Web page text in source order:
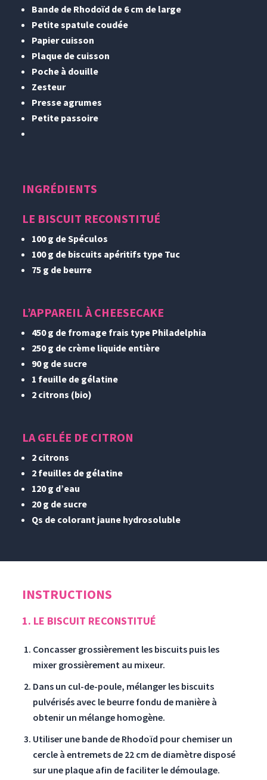
Bande de Rhodoïd de 6 cm de large
Petite spatule coudée
Papier cuisson
Plaque de cuisson
Poche à douille
Zesteur
Presse agrumes
Petite passoire
INGRÉDIENTS
LE BISCUIT RECONSTITUÉ
100 g de Spéculos
100 g de biscuits apéritifs type Tuc
75 g de beurre
L’APPAREIL À CHEESECAKE
450 g de fromage frais type Philadelphia
250 g de crème liquide entière
90 g de sucre
1 feuille de gélatine
2 citrons (bio)
LA GELÉE DE CITRON
2 citrons
2 feuilles de gélatine
120 g d’eau
20 g de sucre
Qs de colorant jaune hydrosoluble
INSTRUCTIONS
1. LE BISCUIT RECONSTITUÉ
Concasser grossièrement les biscuits puis les
mixer grossièrement au mixeur.
Dans un cul-de-poule, mélanger les biscuits
pulvérisés avec le beurre fondu de manière à
obtenir un mélange homogène.
Utiliser une bande de Rhodoïd pour chemiser un
cercle à entremets de 22 cm de diamètre disposé
sur une plaque afin de faciliter le démoulage.